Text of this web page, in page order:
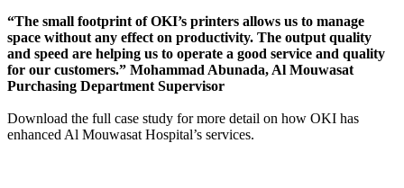
“The small footprint of OKI’s printers allows us to manage
space without any effect on productivity. The output quality
and speed are helping us to operate a good service and quality
for our customers.” Mohammad Abunada, Al Mouwasat
Purchasing Department Supervisor
Download the full case study for more detail on how OKI has
enhanced Al Mouwasat Hospital’s services.